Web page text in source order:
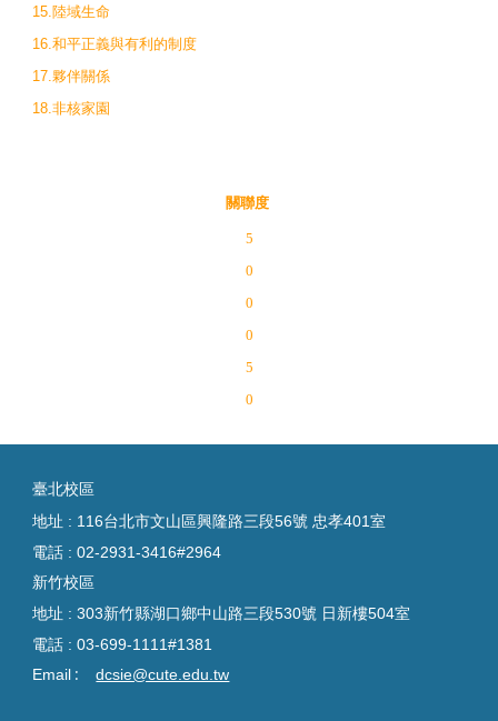
15.陸域生命
16.和平正義與有利的制度
17.夥伴關係
18.非核家園
關聯度
5
0
0
0
5
0
臺北校區
地址 : 116台北市文山區興隆路三段56號 忠孝401室
電話 :02-2931-3416#2964
新竹校區
地址 : 303新竹縣湖口鄉中山路三段530號 日新樓504室
電話 :03-699-1111#1381
Email :dcsie@cute.edu.tw